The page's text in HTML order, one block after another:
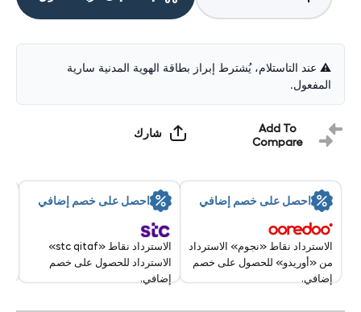
الكمية لـ
ابل
اير 512
أزرق
سماوي
5جي 6.5
الكمية لـ
ابل
اير 512
أزرق
سماوي
أزرق
5جي 6.5
نسخة
الشرق
⚠️ عند التاستلام، يُشترط إبراز بطاقة الهوية المدنية سارية
المفعول.
Add To
Compare
شارك
احصل على خصم إضافي
الاسترداد نقاط «نجوم» الاسترداد
من «أوريدو» للحصول على خصم
إضافي.
احصل على خصم إضافي
الاسترداد نقاط «stc qitaf»
الاسترداد للحصول على خصم
إضافي.